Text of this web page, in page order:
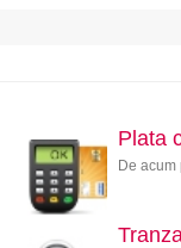
Plata
De